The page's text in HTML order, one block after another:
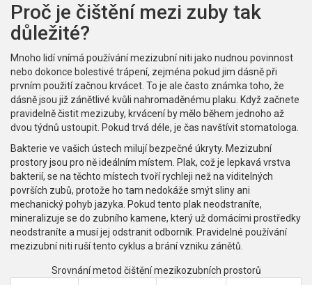
Proč je čištění mezi zuby tak
důležité?
Mnoho lidí vnímá používání mezizubní niti jako nudnou povinnost
nebo dokonce bolestivé trápení, zejména pokud jim dásně při
prvním použití začnou krvácet. To je ale často známka toho, že
dásně jsou již zánětlivé kvůli nahromaděnému plaku. Když začnete
pravidelně čistit mezizuby, krvácení by mělo během jednoho až
dvou týdnů ustoupit. Pokud trvá déle, je čas navštívit stomatologa.
Bakterie ve vašich ústech milují bezpečné úkryty. Mezizubní
prostory jsou pro ně ideálním místem. Plak, což je lepkavá vrstva
bakterií, se na těchto místech tvoří rychleji než na viditelných
površích zubů, protože ho tam nedokáže smýt sliny ani
mechanický pohyb jazyka. Pokud tento plak neodstraníte,
mineralizuje se do zubního kamene, který už domácími prostředky
neodstraníte a musí jej odstranit odborník. Pravidelné používání
mezizubní niti ruší tento cyklus a brání vzniku zánětů.
Srovnání metod čištění mezikozubních prostorů